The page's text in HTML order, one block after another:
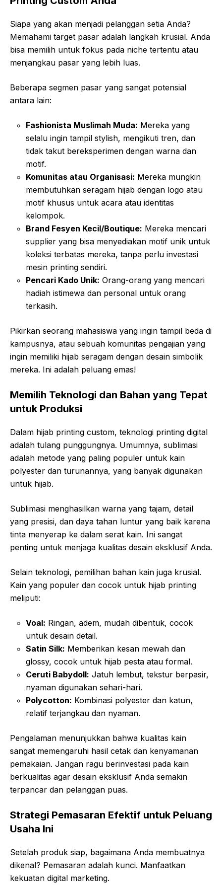
Siapa yang akan menjadi pelanggan setia Anda?
Memahami target pasar adalah langkah krusial. Anda
bisa memilih untuk fokus pada niche tertentu atau
menjangkau pasar yang lebih luas.
Beberapa segmen pasar yang sangat potensial
antara lain:
Fashionista Muslimah Muda: Mereka yang
selalu ingin tampil stylish, mengikuti tren, dan
tidak takut bereksperimen dengan warna dan
motif.
Komunitas atau Organisasi: Mereka mungkin
membutuhkan seragam hijab dengan logo atau
motif khusus untuk acara atau identitas
kelompok.
Brand Fesyen Kecil/Boutique: Mereka mencari
supplier yang bisa menyediakan motif unik untuk
koleksi terbatas mereka, tanpa perlu investasi
mesin printing sendiri.
Pencari Kado Unik: Orang-orang yang mencari
hadiah istimewa dan personal untuk orang
terkasih.
Pikirkan seorang mahasiswa yang ingin tampil beda di
kampusnya, atau sebuah komunitas pengajian yang
ingin memiliki hijab seragam dengan desain simbolik
mereka. Ini adalah peluang emas!
Memilih Teknologi dan Bahan yang Tepat
untuk Produksi
Dalam hijab printing custom, teknologi printing digital
adalah tulang punggungnya. Umumnya, sublimasi
adalah metode yang paling populer untuk kain
polyester dan turunannya, yang banyak digunakan
untuk hijab.
Sublimasi menghasilkan warna yang tajam, detail
yang presisi, dan daya tahan luntur yang baik karena
tinta menyerap ke dalam serat kain. Ini sangat
penting untuk menjaga kualitas desain eksklusif Anda.
Selain teknologi, pemilihan bahan kain juga krusial.
Kain yang populer dan cocok untuk hijab printing
meliputi:
Voal: Ringan, adem, mudah dibentuk, cocok
untuk desain detail.
Satin Silk: Memberikan kesan mewah dan
glossy, cocok untuk hijab pesta atau formal.
Ceruti Babydoll: Jatuh lembut, tekstur berpasir,
nyaman digunakan sehari-hari.
Polycotton: Kombinasi polyester dan katun,
relatif terjangkau dan nyaman.
Pengalaman menunjukkan bahwa kualitas kain
sangat memengaruhi hasil cetak dan kenyamanan
pemakaian. Jangan ragu berinvestasi pada kain
berkualitas agar desain eksklusif Anda semakin
terpancar dan pelanggan puas.
Strategi Pemasaran Efektif untuk Peluang
Usaha Ini
Setelah produk siap, bagaimana Anda membuatnya
dikenal? Pemasaran adalah kunci. Manfaatkan
kekuatan digital marketing.